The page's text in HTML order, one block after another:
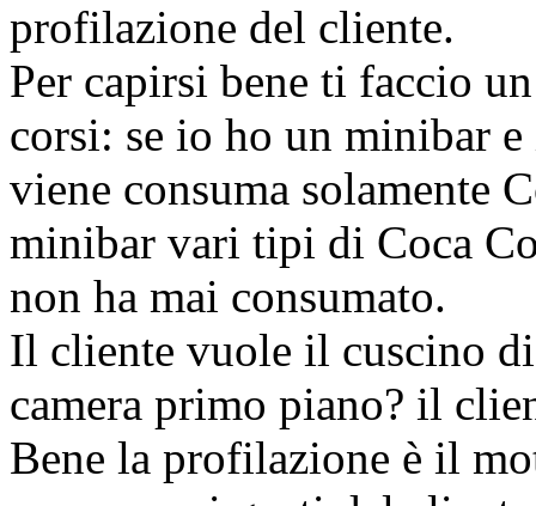
profilazione del cliente.
Per capirsi bene ti faccio
corsi: se io ho un minibar
viene consuma solamente
minibar vari tipi di Coca
non ha mai consumato.
Il cliente vuole il cuscino
camera primo piano? il
Bene la profilazione è il